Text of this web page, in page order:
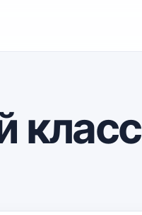
класс